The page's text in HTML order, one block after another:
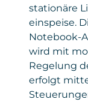
stationäre
einspeise.
Notebook-
wird mit
Regelung
erfolgt